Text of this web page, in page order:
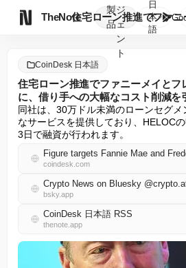
TheNote
製
品
ジ
ェ
ン
ト
日
本
語
CoinDesk 日本語
住宅ローン推進でファニーメイとフ
に、借り手への大幅なコスト削減を
同社は、30万ドル未満のローンセグ
なサービスを提供しており、HELOC
3日で融資が行われます。
coindesk.com
Crypto News on Bluesky
bsky.app
CoinDesk 日本語 RSS
thenote.app